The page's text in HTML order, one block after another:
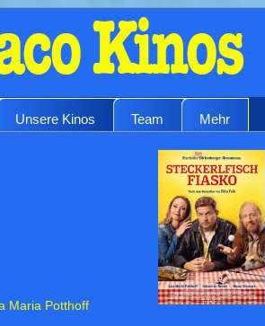
Unsere Kinos Team Mehr
Maria Potthoff